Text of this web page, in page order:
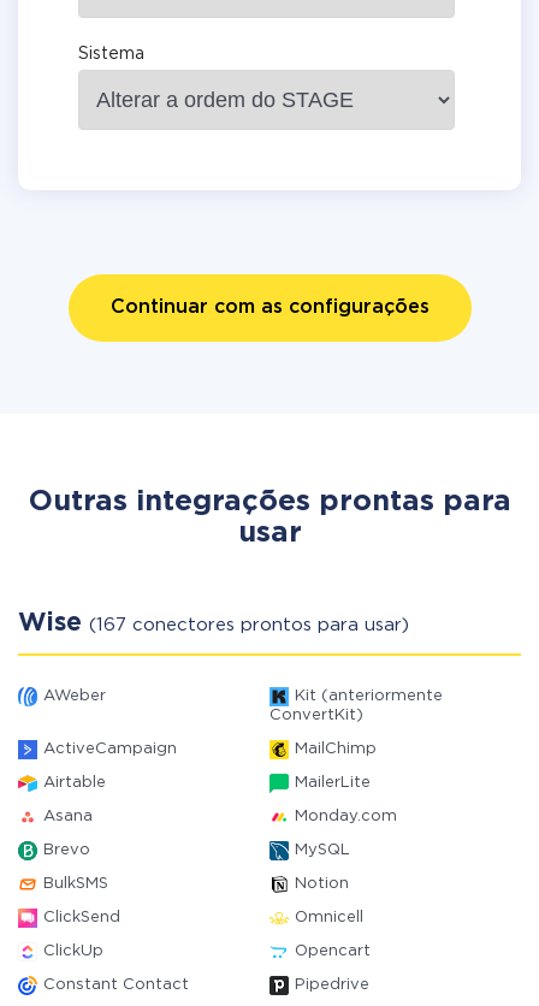
Sistema
Continuar com as configurações
Outras integrações prontas para
usar
Wise (167 conectores prontos para usar)
AWeber
Kit (anteriormente
ConvertKit)
ActiveCampaign MailChimp
Airtable MailerLite
Asana Monday.com
Brevo MySQL
BulkSMS Notion
ClickSend Omnicell
ClickUp Opencart
Constant Contact Pipedrive